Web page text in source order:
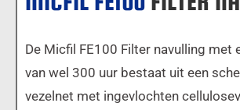
De Micfil FE100 Filter navulling met
van wel 300 uur bestaat uit een
vezelnet met ingevlochten